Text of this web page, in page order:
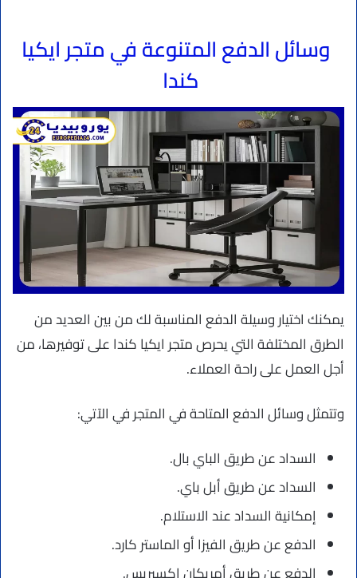
وسائل الدفع المتنوعة في متجر ايكيا
كندا
يمكنك اختيار وسيلة الدفع المناسبة لك من بين العديد من
الطرق المختلفة التي يحرص متجر ايكيا كندا على توفيرها، من
أجل العمل على راحة العملاء.
وتتمثل وسائل الدفع المتاحة في المتجر في الآتي:
السداد عن طريق الباي بال.
السداد عن طريق أبل باي.
إمكانية السداد عند الاستلام.
الدفع عن طريق الفيزا أو الماستر كارد.